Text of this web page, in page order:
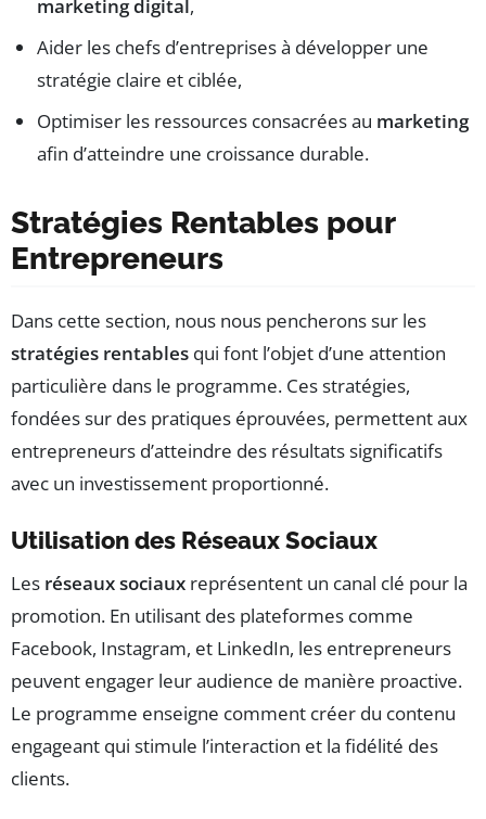
marketing digital,
Aider les chefs d’entreprises à développer une
stratégie claire et ciblée,
Optimiser les ressources consacrées au marketing
afin d’atteindre une croissance durable.
Stratégies Rentables pour
Entrepreneurs
Dans cette section, nous nous pencherons sur les
stratégies rentables qui font l’objet d’une attention
particulière dans le programme. Ces stratégies,
fondées sur des pratiques éprouvées, permettent aux
entrepreneurs d’atteindre des résultats significatifs
avec un investissement proportionné.
Utilisation des Réseaux Sociaux
Les réseaux sociaux représentent un canal clé pour la
promotion. En utilisant des plateformes comme
Facebook, Instagram, et LinkedIn, les entrepreneurs
peuvent engager leur audience de manière proactive.
Le programme enseigne comment créer du contenu
engageant qui stimule l’interaction et la fidélité des
clients.